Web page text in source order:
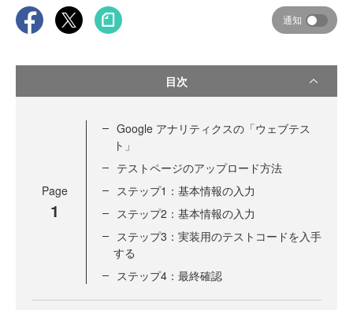
通知
目次
Page
1
Google アナリティクスの「ウェブテス
ト」
テストページのアップロード方法
ステップ1：基本情報の入力
ステップ2：基本情報の入力
ステップ3：実装用のテストコードを入手
する
ステップ4：最終確認